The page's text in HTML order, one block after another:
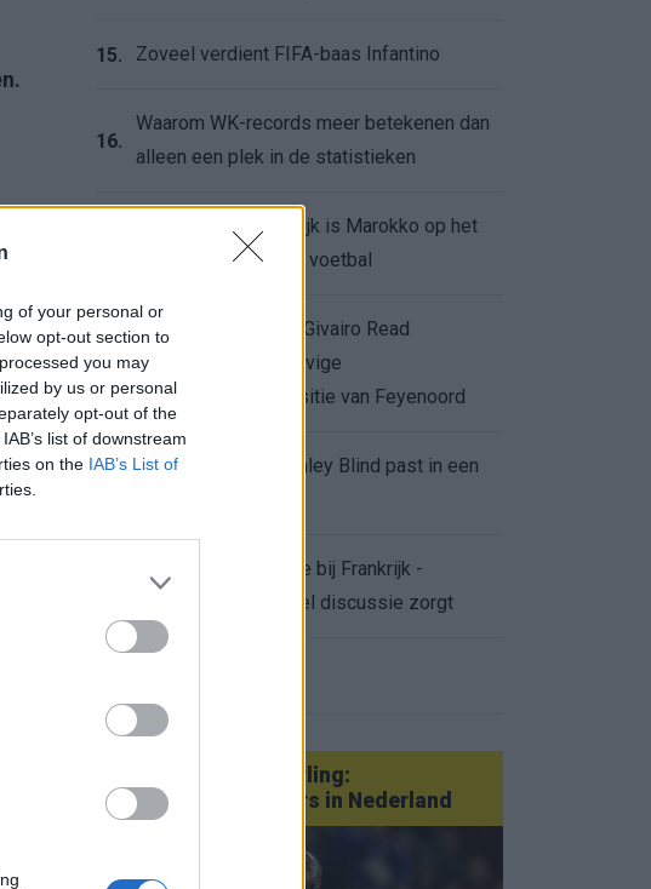
of your personal or
opt-out section to
you may
by us or personal
opt-out of the
list of downstream
on the IAB’s List of
15. Zoveel verdient FIFA-baas Infantino
16.
Waarom WK-records meer betekenen dan
alleen een plek in de statistieken
Voor de Schilderswijk is Marokko op het
WK meer dan alleen voetbal
18.
Afgewezen bod op Givairo Read
onderstreept de stevige
onderhandelingspositie van Feyenoord
De terugkeer van Daley Blind past in een
Waarom de arbitrage bij Frankrijk -
Marokko voor zoveel discussie zorgt
Van Götze tot Sterling:
statementtransfers in Nederland